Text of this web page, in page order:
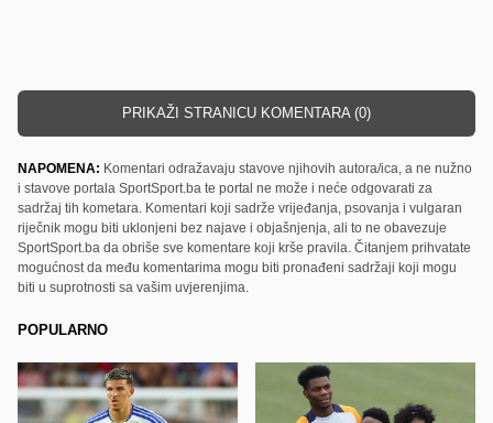
PRIKAŽI STRANICU KOMENTARA (0)
NAPOMENA: Komentari odražavaju stavove njihovih autora/ica, a ne nužno
i stavove portala SportSport.ba te portal ne može i neće odgovarati za
sadržaj tih kometara. Komentari koji sadrže vrijeđanja, psovanja i vulgaran
riječnik mogu biti uklonjeni bez najave i objašnjenja, ali to ne obavezuje
SportSport.ba da obriše sve komentare koji krše pravila. Čitanjem prihvatate
mogućnost da među komentarima mogu biti pronađeni sadržaji koji mogu
biti u suprotnosti sa vašim uvjerenjima.
POPULARNO